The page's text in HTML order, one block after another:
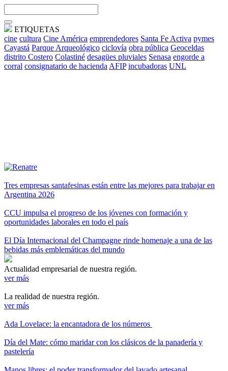
ETIQUETAS
cine cultura Cine América emprendedores Santa Fe Activa pymes
Cayastá Parque Arqueológico ciclovía obra pública Geoceldas
distrito Costero Colastiné desagües pluviales Senasa engorde a
corral consignatario de hacienda AFIP incubadoras UNL
Tres empresas santafesinas están entre las mejores para trabajar en
Argentina 2026
CCU impulsa el progreso de los jóvenes con formación y
oportunidades laborales en todo el país
El Día Internacional del Champagne rinde homenaje a una de las
bebidas más emblemáticas del mundo
Actualidad empresarial de nuestra región.
ver más
La realidad de nuestra región.
ver más
Ada Lovelace: la encantadora de los números
Día del Mate: cómo maridar con los clásicos de la panadería y
pastelería